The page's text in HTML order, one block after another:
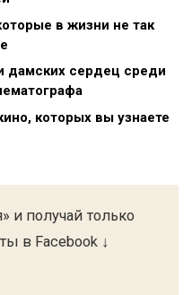
в жизни не так
дамских сердец среди
которых вы узнаете
и получай только
в Facebook ↓